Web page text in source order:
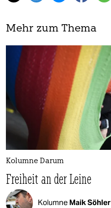
Mehr zum Thema
Kolumne Darum
Freiheit an der Leine
Kolumne Maik Söhler